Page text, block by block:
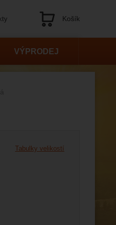
Tabulky velikostí
VÝPRODEJ
Košík